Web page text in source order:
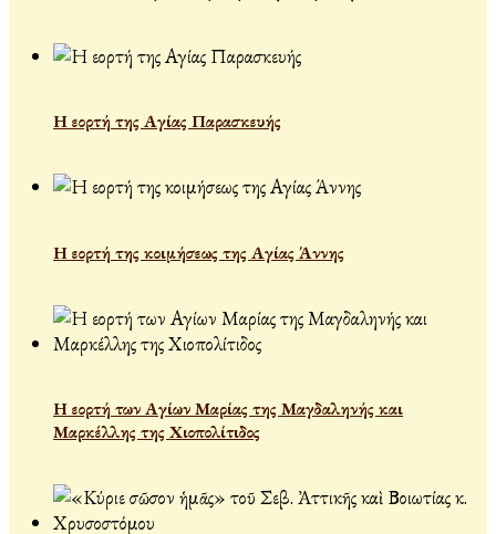
Η εορτή της Αγίας Παρασκευής
Η εορτή της κοιμήσεως της Αγίας Άννης
Η εορτή των Αγίων Μαρίας της Μαγδαληνής και
Μαρκέλλης της Χιοπολίτιδος